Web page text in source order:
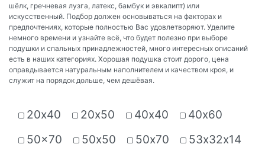
шёлк, гречневая лузга, латекс, бамбук и эвкалипт) или
искусственный. Подбор должен основываться на факторах и
предпочтениях, которые полностью Вас удовлетворяют. Уделите
немного времени и узнайте всё, что будет полезно при выборе
подушки и спальных принадлежностей, много интересных описаний
есть в наших категориях. Хорошая подушка стоит дорого, цена
оправдывается натуральным наполнителем и качеством кроя, и
служит на порядок дольше, чем дешёвая.
20х40 20х50 40х40
40х60
50x70
50х50 50х70
53х32х14